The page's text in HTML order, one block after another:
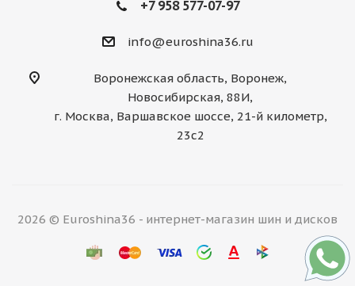
+7 958 577-07-97
info@euroshina36.ru
Воронежская область, Воронеж,
Новосибирская, 88И,
г. Москва, Варшавское шоссе, 21-й километр,
23с2
2026 © Euroshina36 - интернет-магазин шин и дисков